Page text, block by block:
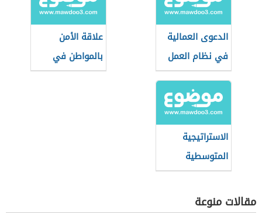
الدعوى العمالية
في نظام العمل
السعودي
علاقة الأمن
بالمواطن في
بعدها الاجتماعي
الاستراتيجية
المتوسطية
للتنمية
المستدامة
مقالات منوعة